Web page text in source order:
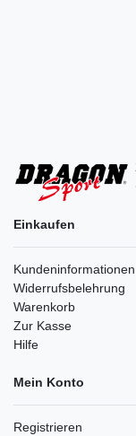
Einkaufen
Kundeninformationen
Widerrufsbelehrung
Warenkorb
Zur Kasse
Hilfe
Mein Konto
Registrieren